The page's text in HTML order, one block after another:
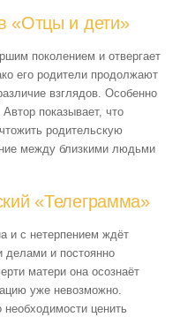
«Отцы и дети»
поколением и отвергает
его родители продолжают
взглядов. Особенно
показывает, что
родительскую
между близкими людьми
«Телеграмма»
и с нетерпением ждёт
делами и постоянно
матери она осознаёт
уже невозможно.
необходимости ценить